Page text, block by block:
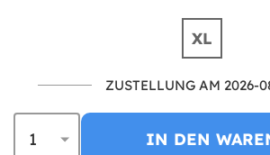
XL
ZUSTELLUNG AM 2026-
IN DEN